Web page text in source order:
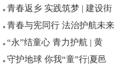
青春返乡 实践筑梦 | 建设街
青春与宪同行 法治护航未来
“永”结童心 青力护航 | 黄
守护地球 你我“童”行|夏邑